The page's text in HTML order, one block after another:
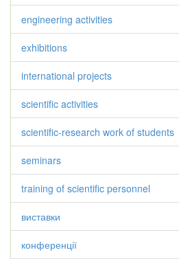
engineering activities
exhibitions
international projects
scientific activities
scientific-research work of students
seminars
training of scientific personnel
виставки
конференції